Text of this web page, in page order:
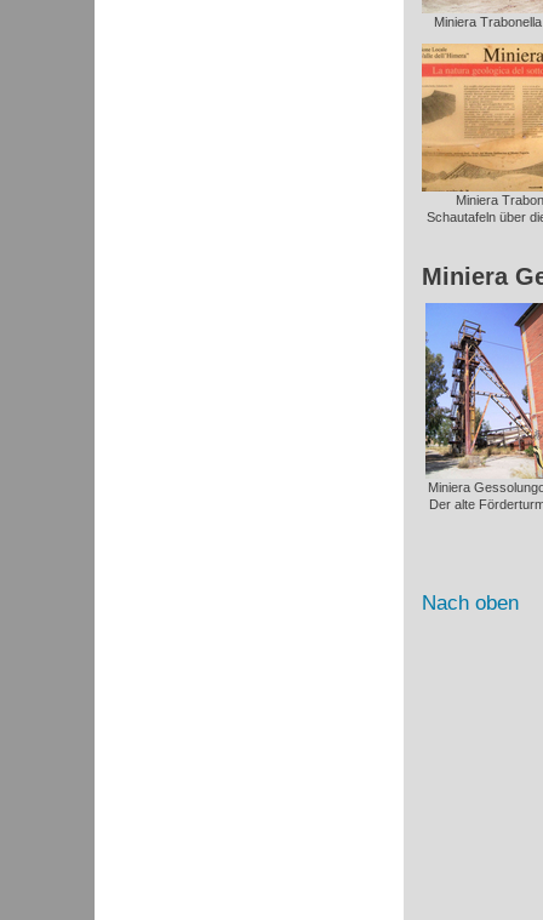
Miniera
Miniera
Schautafeln über
Miniera
Miniera
Der alte
Nach oben